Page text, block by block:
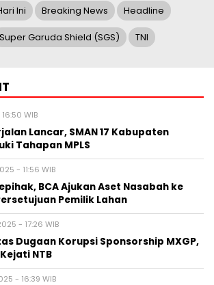
Ini Breaking News Headline
Super Garuda Shield (SGS) TNI
WIB
Lancar, SMAN 17 Kabupaten
Tahapan MPLS
- 11:56 WIB
BCA Ajukan Aset Nasabah ke
Pemilik Lahan
- 17:26 WIB
Dugaan Korupsi Sponsorship MXGP,
NTB
- 16:39 WIB